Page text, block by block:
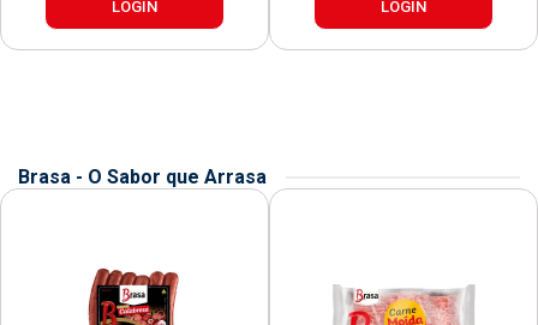
LOGIN LOGIN
Brasa - O Sabor que Arrasa